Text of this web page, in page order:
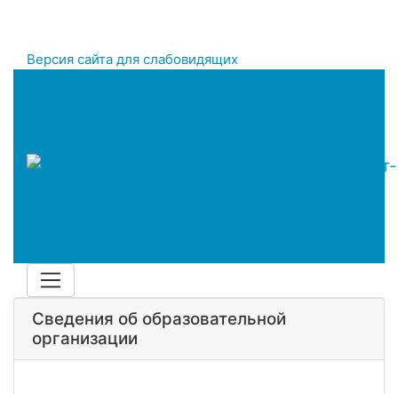
Версия сайта для слабовидящих
Сведения об образовательной
организации